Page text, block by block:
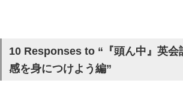
10 Responses to “『頭ん中』英
感を身につけよう編”